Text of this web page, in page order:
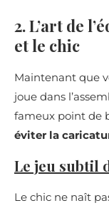
2. L’art de
et le chic
Maintenant que
joue dans
fameux point de
éviter la
Le jeu subtil
Le chic ne naît